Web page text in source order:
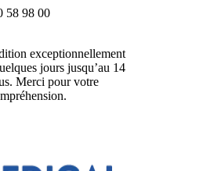
58 98 00
exceptionnellement
jours jusqu’au 14
Merci pour votre